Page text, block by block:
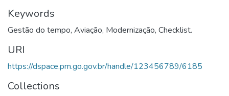
Keywords
Gestão do tempo, Aviação, Modernização, Checklist.
URI
https://dspace.pm.go.gov.br/handle/123456789/6185
Collections